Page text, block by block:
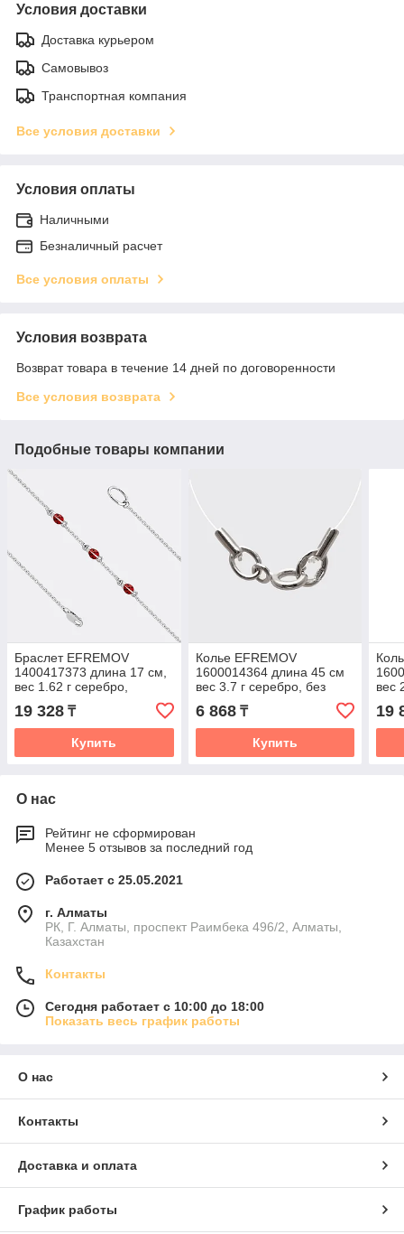
Условия доставки
Доставка курьером
Самовывоз
Транспортная компания
Все условия доставки
Условия оплаты
Наличными
Безналичный расчет
Все условия оплаты
Условия возврата
Возврат товара в течение 14 дней по договоренности
Все условия возврата
Подобные товары компании
Браслет EFREMOV
1400417373 длина 17 см,
вес 1.62 г серебро,
плетение якорное
19 328 ₸
Купить
Колье EFREMOV
1600014364 длина 45 см
вес 3.7 г серебро, без
6 868₸
Купить
вес
19
О нас
Рейтинг не сформирован
Менее 5 отзывов за последний год
Работает с 25.05.2021
г. Алматы
РК, Г. Алматы, проспект Раимбека 496/2, Алматы,
Казахстан
Контакты
Сегодня работает с 10:00 до 18:00
Показать весь график работы
О нас
Контакты
Доставка и оплата
График работы